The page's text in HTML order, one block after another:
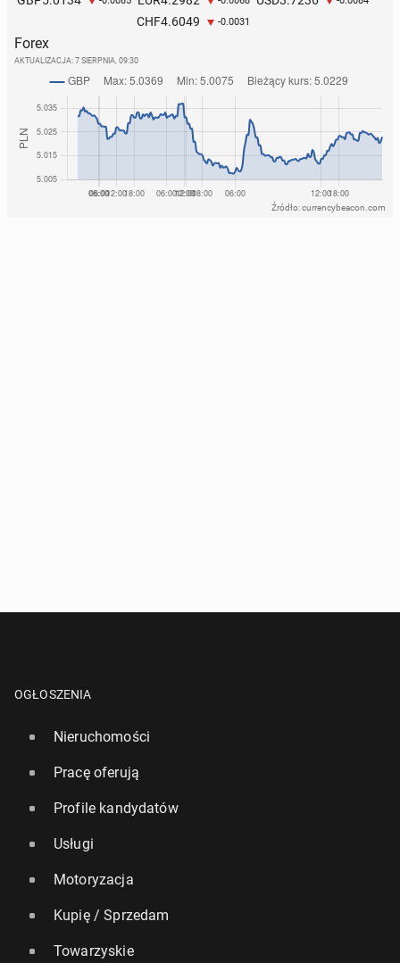
CHF4.6049 -0.0031
Forex
AKTUALIZACJA: 7 SIERPNIA, 09:30
Źródło: currencybeacon.com
OGŁOSZENIA
Nieruchomości
Pracę oferują
Profile kandydatów
Usługi
Motoryzacja
Kupię / Sprzedam
Towarzyskie